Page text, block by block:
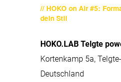
// HOKO on Air #5:
dein Stil
HOKO.LAB Telgte
Kortenkamp 5a,
Deutschland